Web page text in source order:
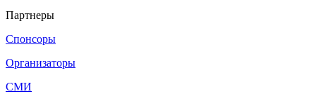
Партнеры
Спонсоры
Организаторы
СМИ